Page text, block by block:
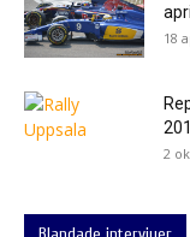
18
2